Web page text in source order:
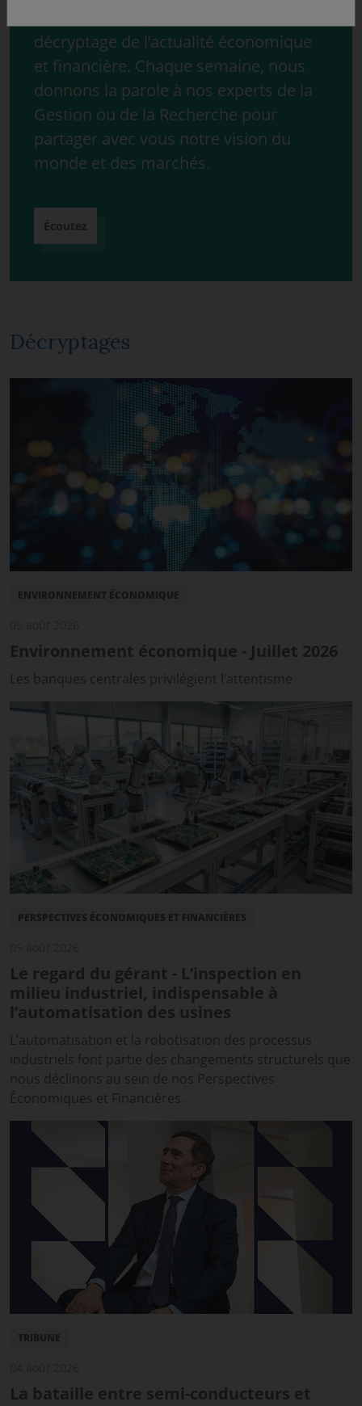
décryptage de l’actualité économique
et financière. Chaque semaine, nous
donnons la parole à nos experts de la
Gestion ou de la Recherche pour
partager avec vous notre vision du
monde et des marchés.
Écoutez
Décryptages
ENVIRONNEMENT ÉCONOMIQUE
Environnement économique - Juillet 2026
Les banques centrales privilégient l’attentisme
PERSPECTIVES ÉCONOMIQUES ET FINANCIÈRES
Le regard du gérant - L’inspection en
milieu industriel, indispensable à
l’automatisation des usines
L’automatisation et la robotisation des processus
industriels font partie des changements structurels que
nous déclinons au sein de nos Perspectives
Économiques et Financières.
TRIBUNE
La bataille entre semi-conducteurs et